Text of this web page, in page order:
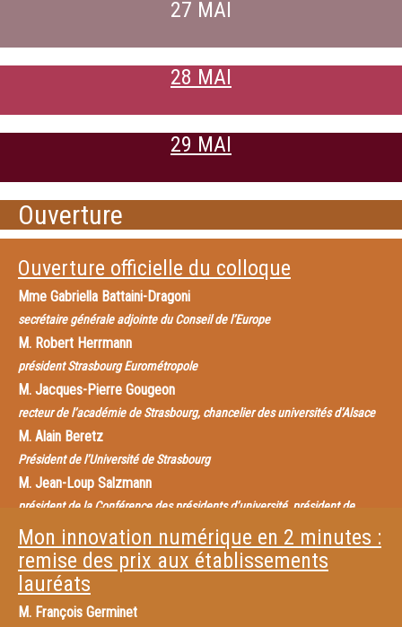
27 MAI
28 MAI
29 MAI
Ouverture
Ouverture officielle du colloque
Mme Gabriella Battaini-Dragoni
secrétaire générale adjointe du Conseil de l’Europe
M. Robert Herrmann
président Strasbourg Eurométropole
M. Jacques-Pierre Gougeon
recteur de l’académie de Strasbourg, chancelier des universités d’Alsace
M. Alain Beretz
Président de l’Université de Strasbourg
M. Jean-Loup Salzmann
président de la Conférence des présidents d’université, président de
Mon innovation numérique en 2 minutes :
remise des prix aux établissements
lauréats
M. François Germinet